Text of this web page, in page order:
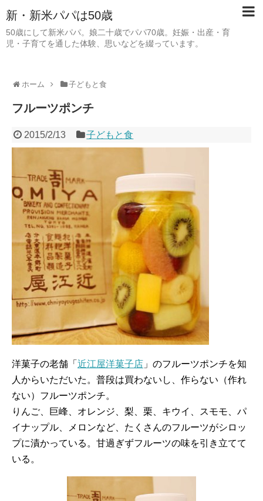
新・新米パパは50歳
50歳にして新米パパ。娘二十歳でパパ70歳。妊娠・出産・育
児・子育てを通した体験、思いなどを綴っています。
ホーム 子どもと食
フルーツポンチ
2015/2/13 子どもと食
洋菓子の老舗「 近江屋洋菓子店 」のフルーツポンチを知
人からいただいた。普段は買わないし、作らない（作れ
ない）フルーツポンチ。
りんご、巨峰、オレンジ、梨、栗、キウイ、スモモ、パ
イナップル、メロンなど、たくさんのフルーツがシロッ
プに漬かっている。甘過ぎずフルーツの味を引き立てて
いる。